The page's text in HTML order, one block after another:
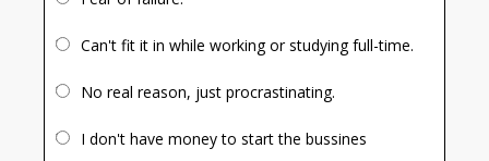
Can't fit it in while working or studying full-time.
No real reason, just procrastinating.
I don't have money to start the bussines